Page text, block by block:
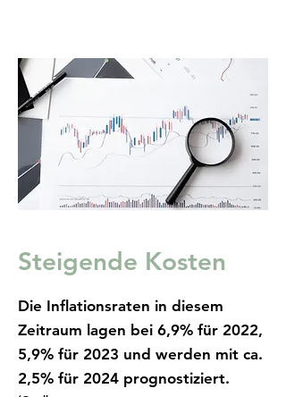
Steigende Kosten
Die Inflationsraten in diesem
Zeitraum lagen bei 6,9% für 2022,
5,9% für 2023 und werden mit ca.
2,5% für 2024 prognostiziert.